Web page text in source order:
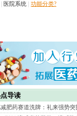
医院系统 功能分类?